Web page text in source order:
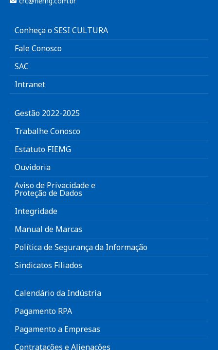
Conheça o SESI CULTURA
Fale Conosco
SAC
Intranet
Gestão 2022-2025
Trabalhe Conosco
Estatuto FIEMG
Ouvidoria
Aviso de Privacidade e
Proteção de Dados
Integridade
Manual de Marcas
Política de Segurança da Informação
Sindicatos Filiados
Calendário da Indústria
Pagamento RPA
Pagamento a Empresas
Contratações e Alienações